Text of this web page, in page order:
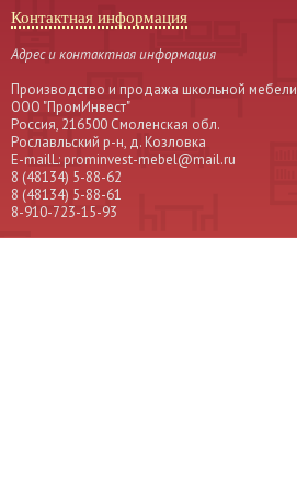
Контактная информация
Адрес и контактная информация
Производство и продажа школьной мебели
OOO "ПромИнвест"
Россия, 216500 Смоленская обл.
Рославльский р-н, д. Козловка
Е-mailL: prominvest-mebel@mail.ru
8 (48134) 5-88-62
8 (48134) 5-88-61
8-910-723-15-93